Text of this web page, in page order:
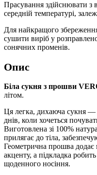
Прасування здійснювати з
середній температурі,
Для найкращого
сушити виріб у
сонячних променів.
Опис
Біла сукня з прошви
літом.
Ця легка, дихаюча сукня —
днів, коли хочеться
Виготовлена зі 100%
прилягає до тіла,
Геометрична прошва додає
акценту, а підкладка
щоденного носіння.